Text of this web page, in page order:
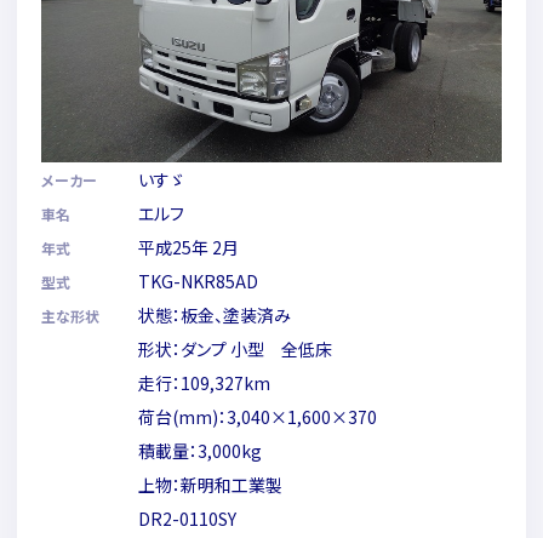
メーカー いすゞ
車名 エルフ
年式 平成25年 2月
型式 TKG-NKR85AD
主な形状
状態：板金、塗装済み
形状：ダンプ 小型 全低床
走行：109,327km
荷台(mm)：3,040×1,600×370
積載量：3,000kg
上物：新明和工業製
DR2-0110SY